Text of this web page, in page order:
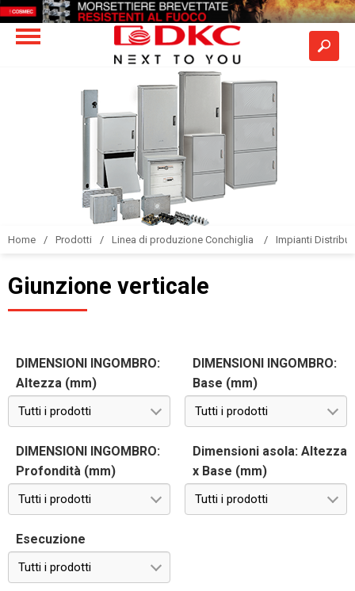
Home Prodotti Linea di produzione Conchiglia Impianti
Giunzione verticale
DIMENSIONI INGOMBRO:
Altezza (mm)
Tutti i prodotti
DIMENSIONI INGOMBRO:
Base (mm)
Tutti i prodotti
DIMENSIONI INGOMBRO:
Profondità (mm)
Tutti i prodotti
Dimensioni asola: Altezza
x Base (mm)
Tutti i prodotti
Esecuzione
Tutti i prodotti